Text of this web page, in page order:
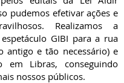
pudemos efetivar ações e
Realizamos a
GIBI para a rua
antigo e tão necessário) e
em Libras, conseguindo
nossos públicos.